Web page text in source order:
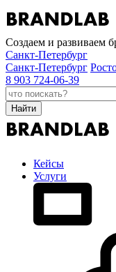
Создаем и развиваем
Санкт-Петербург
Санкт-Петербург
8 903 724-06-39
Найти
Кейсы
Услуги